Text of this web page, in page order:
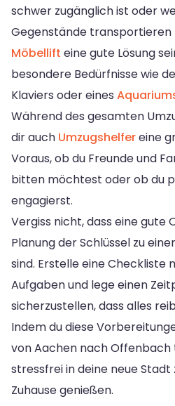
schwer zugänglich ist oder
Gegenstände transportieren
Möbellift eine gute Lösung
besondere Bedürfnisse wie
Klaviers oder eines
Während des gesamten
dir auch Umzugshelfereine
Voraus, ob du Freunde und
bitten möchtest oder ob du
engagierst.
Vergiss nicht, dass eine gute
Planung der Schlüssel zu
sind. Erstelle eine Checkliste
Aufgaben und lege einen
sicherzustellen, dass alles
Indem du diese
von Aachen nach
stressfrei in deine neue Stadt
Zuhause genießen.